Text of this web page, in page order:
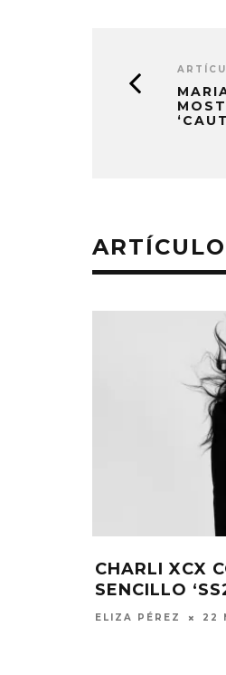
CHARLI XCX
SENCILLO
ELIZA PÉREZ 22